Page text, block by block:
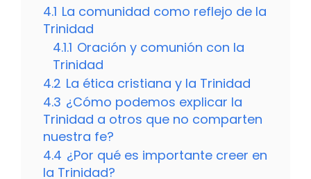
4.1 La comunidad como reflejo de la
Trinidad
4.1.1 Oración y comunión con la
Trinidad
4.2 La ética cristiana y la Trinidad
4.3 ¿Cómo podemos explicar la
Trinidad a otros que no comparten
nuestra fe?
4.4 ¿Por qué es importante creer en
la Trinidad?